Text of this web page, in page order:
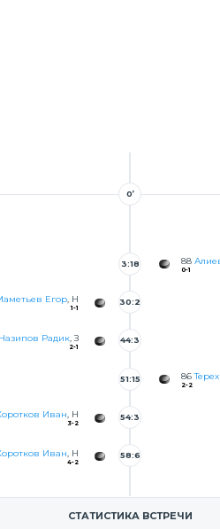
0’
88
0-1
3:18
Егор, Н
1-1
30:2
Назипов Радик, З
2-1
44:3
86
2-2
51:15
Иван, Н
3-2
54:3
Иван, Н
4-2
58:6
СТАТИСТИКА ВСТРЕЧИ